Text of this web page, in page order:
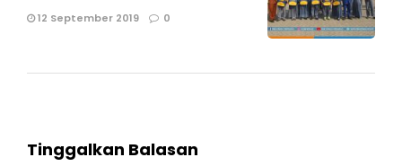
12 September 2019 0
Tinggalkan Balasan